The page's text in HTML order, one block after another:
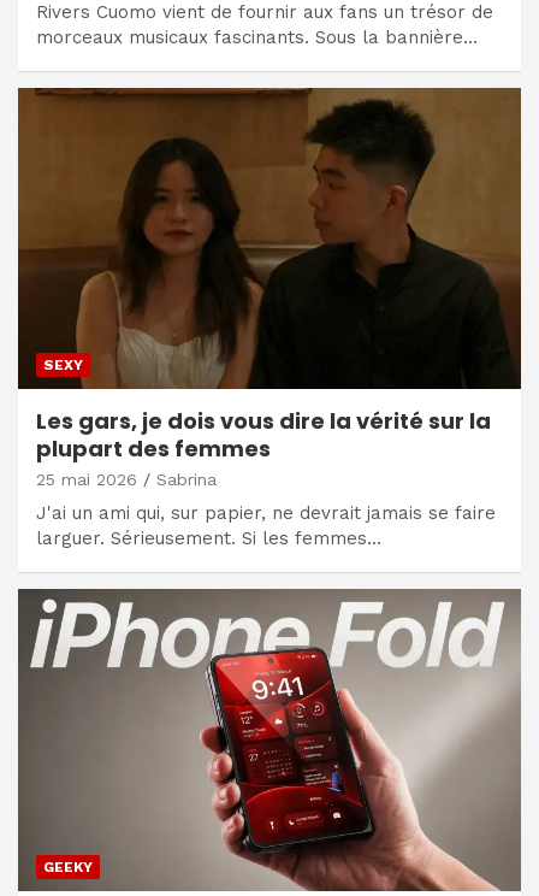
Rivers Cuomo vient de fournir aux fans un trésor de
morceaux musicaux fascinants. Sous la bannière…
SEXY
Les gars, je dois vous dire la vérité sur la
plupart des femmes
25 mai 2026 Sabrina
J'ai un ami qui, sur papier, ne devrait jamais se faire
larguer. Sérieusement. Si les femmes…
GEEKY